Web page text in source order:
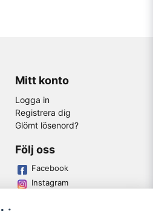
Mitt konto
Logga in
Registrera dig
Glömt lösenord?
Följ oss
Facebook
Instagram